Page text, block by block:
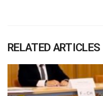
RELATED ARTICLES